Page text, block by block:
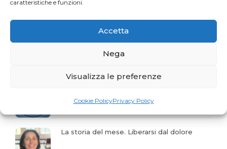
caratteristiche e funzioni.
Accetta
Nega
Visualizza le preferenze
Cookie PolicyPrivacy Policy
La storia del mese. Liberarsi dal dolore